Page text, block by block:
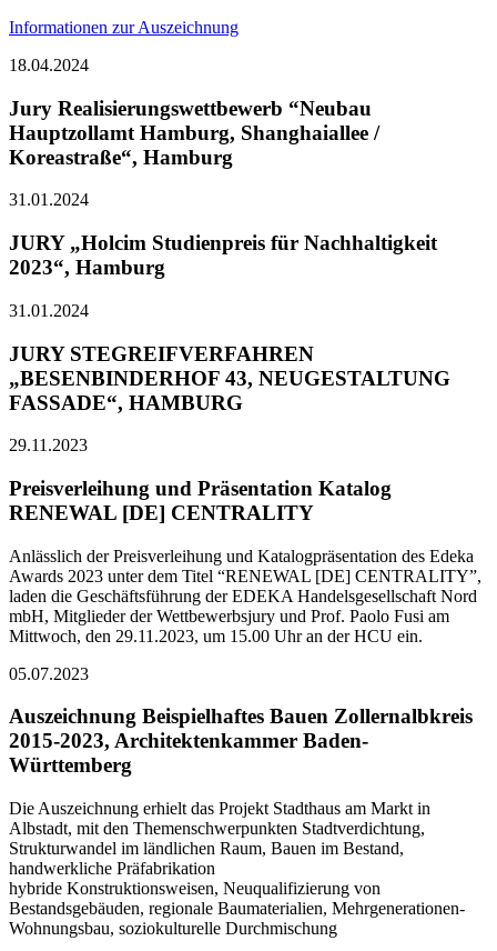
Informationen zur Auszeichnung
18.04.2024
Jury Realisierungswettbewerb “Neubau
Hauptzollamt Hamburg, Shanghaiallee /
Koreastraße“, Hamburg
31.01.2024
JURY „Holcim Studienpreis für Nachhaltigkeit
2023“, Hamburg
31.01.2024
JURY STEGREIFVERFAHREN
„BESENBINDERHOF 43, NEUGESTALTUNG
FASSADE“, HAMBURG
29.11.2023
Preisverleihung und Präsentation Katalog
RENEWAL [DE] CENTRALITY
Anlässlich der Preisverleihung und Katalogpräsentation des Edeka
Awards 2023 unter dem Titel “RENEWAL [DE] CENTRALITY”,
laden die Geschäftsführung der EDEKA Handelsgesellschaft Nord
mbH, Mitglieder der Wettbewerbsjury und Prof. Paolo Fusi am
Mittwoch, den 29.11.2023, um 15.00 Uhr an der HCU ein.
05.07.2023
Auszeichnung Beispielhaftes Bauen Zollernalbkreis
2015-2023, Architektenkammer Baden-
Württemberg
Die Auszeichnung erhielt das Projekt Stadthaus am Markt in
Albstadt, mit den Themenschwerpunkten Stadtverdichtung,
Strukturwandel im ländlichen Raum, Bauen im Bestand,
handwerkliche Präfabrikation
hybride Konstruktionsweisen, Neuqualifizierung von
Bestandsgebäuden, regionale Baumaterialien, Mehrgenerationen-
Wohnungsbau, soziokulturelle Durchmischung